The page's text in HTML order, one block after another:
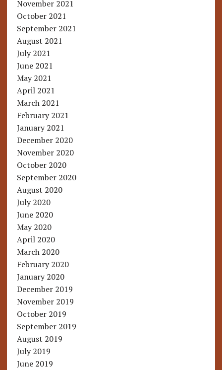
November 2021
October 2021
September 2021
August 2021
July 2021
June 2021
May 2021
April 2021
March 2021
February 2021
January 2021
December 2020
November 2020
October 2020
September 2020
August 2020
July 2020
June 2020
May 2020
April 2020
March 2020
February 2020
January 2020
December 2019
November 2019
October 2019
September 2019
August 2019
July 2019
June 2019